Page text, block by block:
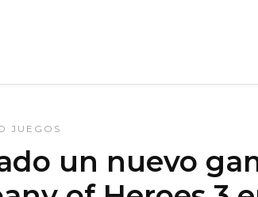
JUEGOS
un nuevo